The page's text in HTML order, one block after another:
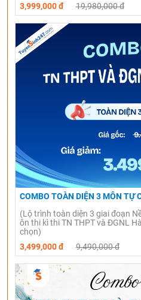
3,999,000 đ
19,980,000 đ
COMBO TOÀN DIỆN 3 MÔN TỰ
(Lộ trình toàn diện 3 giai đoạn
ôn thi kì thi TN THPT và ĐGNL
chọn)
3,499,000 đ
9,490,000 đ